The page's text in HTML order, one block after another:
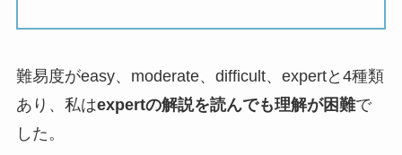
難易度がeasy、moderate、difficult、expertと4種類
あり、私はexpertの解説を読んでも理解が困難で
した。